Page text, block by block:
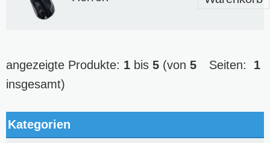
Seiten: 1
angezeigte Produkte: 1 bis 5 (von 5
insgesamt)
Kategorien